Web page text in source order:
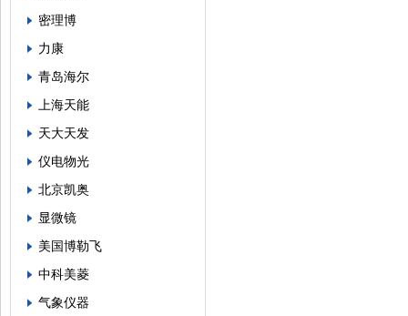
密理博
力康
青岛海尔
上海天能
天大天发
仪电物光
北京凯奥
显微镜
美国博勒飞
中科美菱
气象仪器